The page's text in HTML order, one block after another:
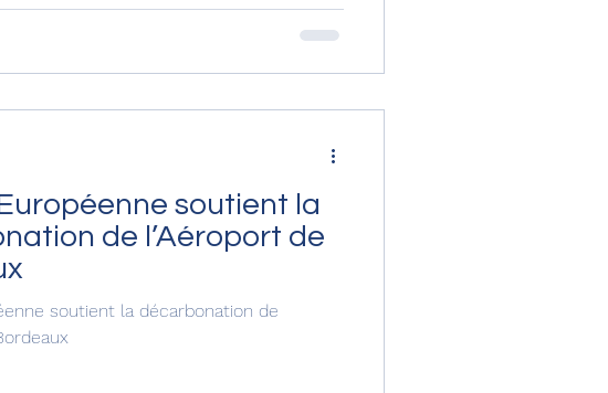
Européenne soutient la
de l’Aéroport de
soutient la décarbonation de